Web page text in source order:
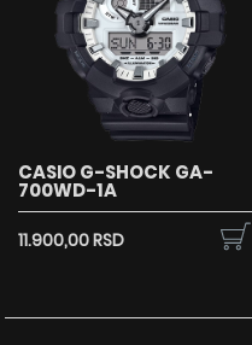
CASIO G-SHOCK GA-
700WD-1A
11.900,00 RSD